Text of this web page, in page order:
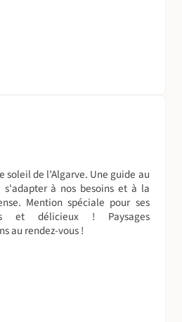
lors de votre réservation, de
d’une chambre individuelle, en
de 263€, selon les dates et
soleil de l’Algarve. Une guide au
à nos besoins et à la
Mention spéciale pour ses
et délicieux ! Paysages
au rendez-vous !